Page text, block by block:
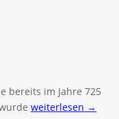
bereits im Jahre 725
weiterlesen →